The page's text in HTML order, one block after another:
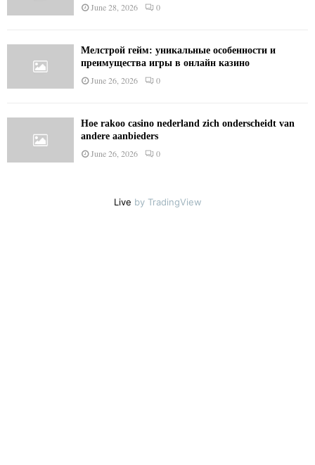
June 28, 2026 0
Мелстрой гейм: уникальные особенности и
преимущества игры в онлайн казино
June 26, 2026 0
Hoe rakoo casino nederland zich onderscheidt van
andere aanbieders
June 26, 2026 0
Live by TradingView